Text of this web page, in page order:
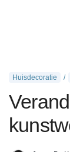
Huisdecoratie